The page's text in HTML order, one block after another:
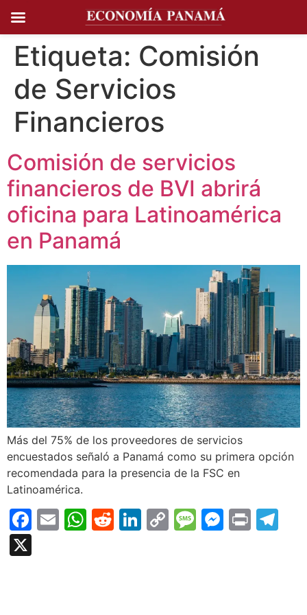
Ir al
contenido
Etiqueta: Comisión
de Servicios
Financieros
Comisión de servicios
financieros de BVI abrirá
oficina para Latinoamérica
en Panamá
Más del 75% de los proveedores de servicios
encuestados señaló a Panamá como su primera opción
recomendada para la presencia de la FSC en
Latinoamérica.
Facebook
EmailWhatsApp
Reddit
LinkedIn
CopyMessage
Print